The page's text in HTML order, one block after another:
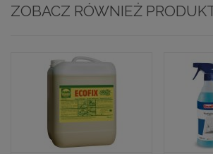
ZOBACZ RÓWNIEŻ